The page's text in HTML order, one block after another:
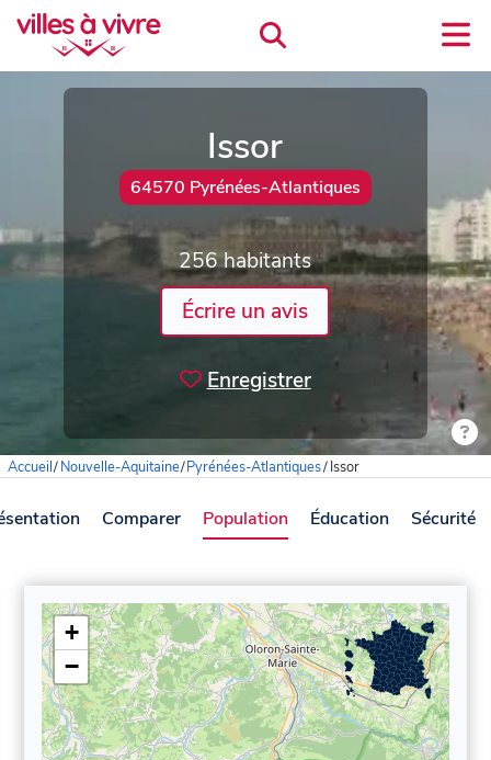
Issor
64570 Pyrénées-Atlantiques
256 habitants
Écrire un avis
Enregistrer
Accueil/Nouvelle-Aquitaine/Pyrénées-Atlantiques/Issor
Comparer Population Éducation Sécurité
+
−